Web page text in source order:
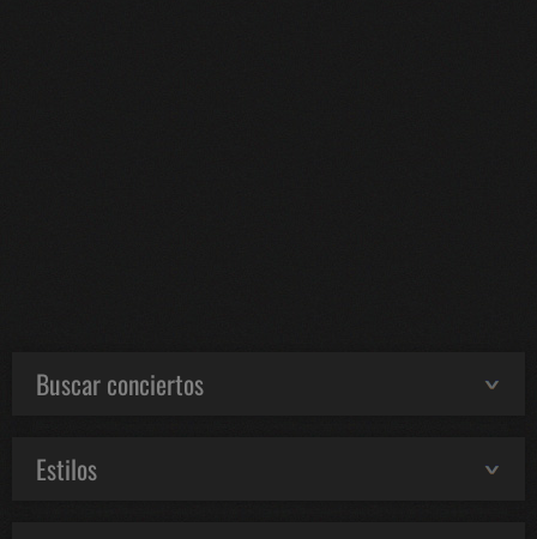
Buscar conciertos
Estilos